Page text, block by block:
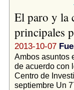
El paro y la
principales
2013-10-07
Ambos asuntos
de acuerdo con
Centro de
septiembre Un